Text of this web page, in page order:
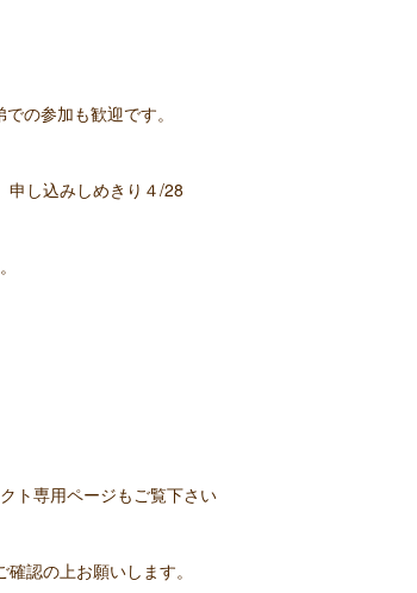
の参加も歓迎です。
し込みしめきり４/28
ト専用ページもご覧下さい
認の上お願いします。